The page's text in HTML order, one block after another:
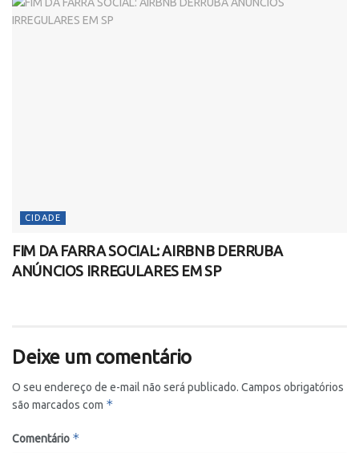
CIDADE
FIM DA FARRA SOCIAL: AIRBNB DERRUBA
ANÚNCIOS IRREGULARES EM SP
Deixe um comentário
O seu endereço de e-mail não será publicado. Campos obrigatórios
são marcados com *
Comentário *